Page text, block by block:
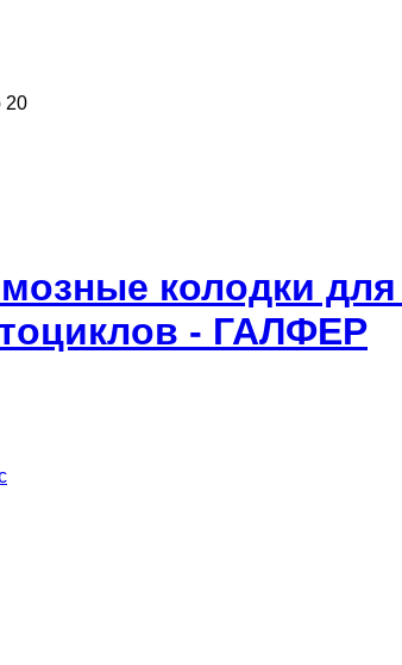
20
колодки
- ГАЛФЕР